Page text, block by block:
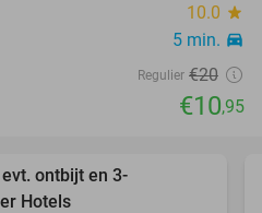
10.0 star
5 min. directions_car
Regulier €20
€10,95
favorite_border
ontbijt en 3-
Hotels